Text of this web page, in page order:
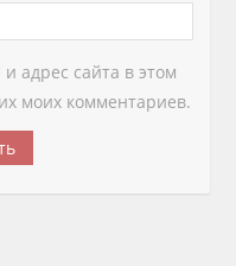
адрес сайта в этом
моих комментариев.